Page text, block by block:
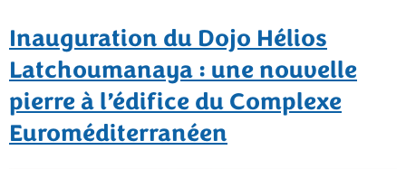
Inauguration du Dojo Hélios
Latchoumanaya : une nouvelle
pierre à l’édifice du Complexe
Euroméditerranéen